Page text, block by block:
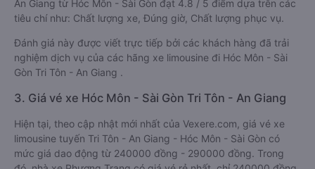
An Giang từ Hóc Môn - Sài Gòn đạt 4.8 / 5 điểm dựa trên các
tiêu chí như: Chất lượng xe, Đúng giờ, Chất lượng phục vụ.
Đánh giá này được viết trực tiếp bởi các khách hàng đã trải
nghiệm dịch vụ của các hãng xe limousine đi Hóc Môn - Sài
Gòn Tri Tôn - An Giang .
3. Giá vé xe Hóc Môn - Sài Gòn Tri Tôn - An Giang
Hiện tại, theo cập nhật mới nhất của Vexere.com, giá vé xe
limousine tuyến Tri Tôn - An Giang - Hóc Môn - Sài Gòn có
mức giá dao động từ 240000 đồng - 290000 đồng. Trong